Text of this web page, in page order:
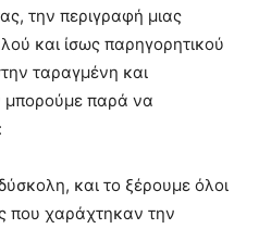
την περιγραφή μιας
και ίσως παρηγορητικού
ταραγμένη και
μπορούμε παρά να
και το ξέρουμε όλοι
που χαράχτηκαν την